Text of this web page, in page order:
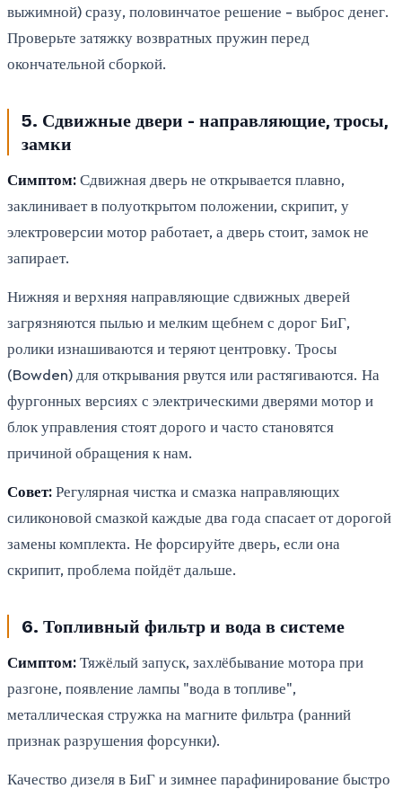
выжимной) сразу, половинчатое решение - выброс денег.
Проверьте затяжку возвратных пружин перед
окончательной сборкой.
5. Сдвижные двери - направляющие, тросы,
замки
Симптом:Сдвижная дверь не открывается плавно,
заклинивает в полуоткрытом положении, скрипит, у
электроверсии мотор работает, а дверь стоит, замок не
запирает.
Нижняя и верхняя направляющие сдвижных дверей
загрязняются пылью и мелким щебнем с дорог БиГ,
ролики изнашиваются и теряют центровку. Тросы
(Bowden) для открывания рвутся или растягиваются. На
фургонных версиях с электрическими дверями мотор и
блок управления стоят дорого и часто становятся
причиной обращения к нам.
Совет:Регулярная чистка и смазка направляющих
силиконовой смазкой каждые два года спасает от дорогой
замены комплекта. Не форсируйте дверь, если она
скрипит, проблема пойдёт дальше.
6. Топливный фильтр и вода в системе
Симптом:Тяжёлый запуск, захлёбывание мотора при
разгоне, появление лампы "вода в топливе",
металлическая стружка на магните фильтра (ранний
признак разрушения форсунки).
Качество дизеля в БиГ и зимнее парафинирование быстро